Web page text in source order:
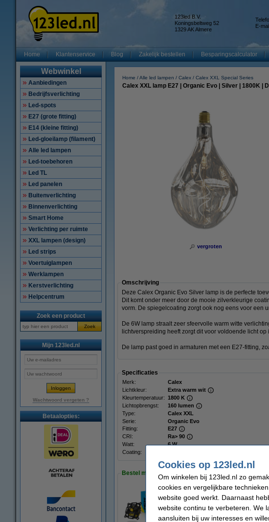
123led B.V.
Koningsbeltweg 52
1329 AK Almere
E-
Home Klantenservice Blog Zakelijk bestellen Besparingscalculator
Webwinkel
Aanbiedingen
Bedrijfsverlichting
Led-spots
E27 (grote fitting)
E14 (kleine fitting)
Led-gloeilamp (filament)
Alle led lampen
Led-toebehoren
Led TL
Led panelen
Buitenverlichting
Binnenverlichting
Smart Home
Verlichting per ruimte
XXL lampen (design)
Led strips
Voertuiglampen
Werklampen
Kerstverlichting
Helpcentrum
Zoek een product
Zoek
Mijn 123led.nl
Wachtwoord vergeten ?
Betaalopties:
Home Alle led lampen Calex Calex XXL Special Series
Calex XXL lamp E27 | Organic Evo | Silver | 1800K |
vergroten
Omschrijving
Deze Calex Organic Evo Silver lamp is de perfecte
Dit komt onder meer door de mooie zilverkleurige
vorm. De spiegelcoating zorgt ook nog eens voor een
De 6W lamp straalt zeer sfeervolle warm witte
lichtverspreiding heeft zorgt dit voor voldoende licht
De lamp past goed in armaturen met een E27-fitting,
Specificaties
Merk: Calex
Lichtkleur:
Extra warm wit
Kleurtemperatuur: 1800 K
Lichtopbrengst:
160 lumen
Type:
Calex XXL
Serie:
Organic Evo
Fitting:
E27
CRI:
Ra> 90
Watt:
6 W
Coating:
Bestel mee:
Led dimmer 0-100W | 123led huismerk
€ 19,95 € 17,96
Cookies op 123led.nl
Om winkelen bij 123led.nl zo
cookies en vergelijkbare
website goed werkt. Daarnaast
website continu te verbeteren. We
aansluiten bij uw interesses en